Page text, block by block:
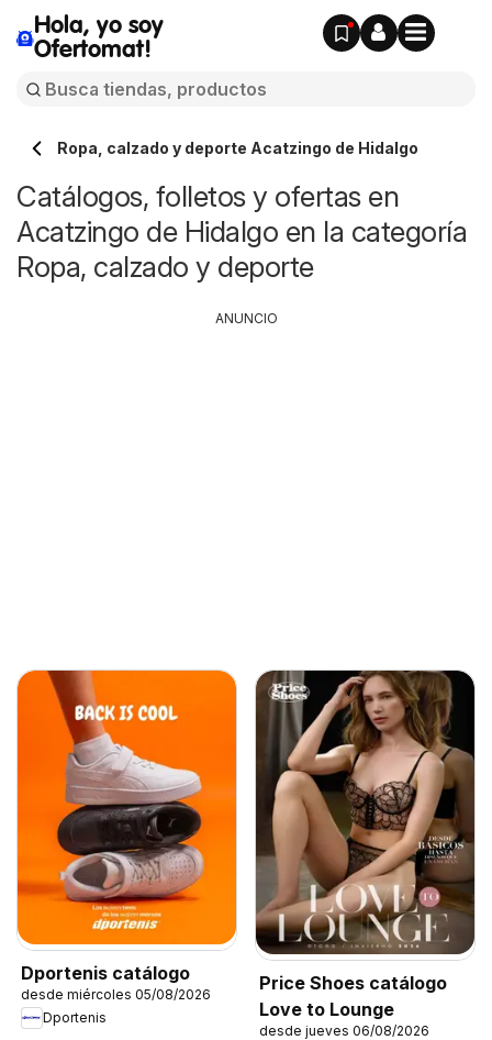
Hola, yo soy
Ofertomat!
Ropa, calzado y deporte Acatzingo de Hidalgo
Catálogos, folletos y ofertas en
Acatzingo de Hidalgo en la categoría
Ropa, calzado y deporte
Dportenis catálogo
desde miércoles 05/08/2026
Dportenis
Price Shoes catálogo
Love to Lounge
desde jueves 06/08/2026
ANUNCIO